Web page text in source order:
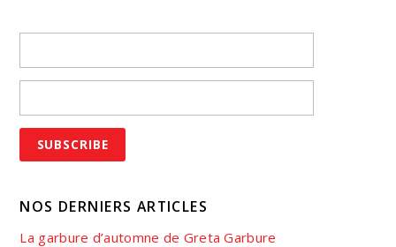
NOS DERNIERS ARTICLES
La garbure d’automne de Greta Garbure